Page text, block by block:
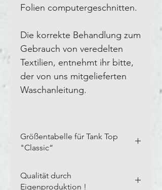
Folien computergeschnitten.
Die korrekte Behandlung zum
Gebrauch von veredelten
Textilien, entnehmt ihr bitte,
der von uns mitgelieferten
Waschanleitung.
Größentabelle für Tank Top
"Classic“
Textilien in der Breite und Länge,
Qualität durch
Eigenproduktion !